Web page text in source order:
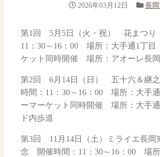
2026年03月12日 長
第1回 5月5日（火・祝） 花まつり
11：30～16：00 場所：大手通1丁
ケット同時開催 場所：アオーレ長
第2回 6月14日（日） 五十六＆継
時間：11：30～16：00 場所：大手
ーマーケット同時開催 場所：大手
ド内歩道
第3回 11月14日（土）ミライエ長岡
念 開催時間：11：30～16：00 場